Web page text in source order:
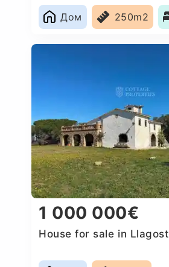
Дом
250m2
1 000 000€
House for sale in